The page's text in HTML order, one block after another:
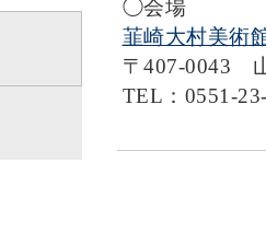
◯会場
韮崎大村美術
〒407-0043
TEL：0551-